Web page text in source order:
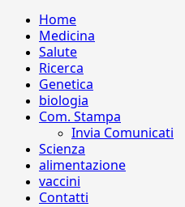
Home
Medicina
Salute
Ricerca
Genetica
biologia
Com. Stampa
Invia Comunicati
Scienza
alimentazione
vaccini
Contatti